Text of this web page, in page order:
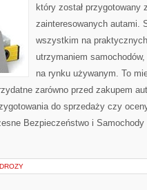
który został przygotowany
zainteresowanych autami.
wszystkim na
utrzymaniem
na rynku używanym. To
zarówno przed zakupem
do sprzedaży czy
Bezpieczeństwo i